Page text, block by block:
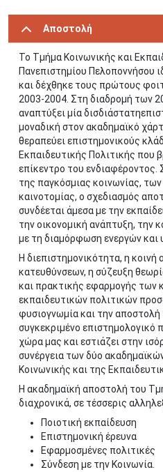
Αποστολή
Το Τμήμα Κοινωνικής και
Πανεπιστημίου Πελοποννήσου
και δέχθηκε τους πρώτους
2003-2004. Στη διαδρομή των
αναπτύξει μία
μοναδική στον ακαδημαϊκό
θεραπεύει επιστημονικούς
Εκπαιδευτικής Πολιτικής που
επίκεντρο του ενδιαφέροντος.
της παγκόσμιας κοινωνίας,
καινοτομίας, ο σχεδιασμός
συνδέεται άμεσα με την
την οικονομική ανάπτυξη, την
με τη διαμόρφωση ενεργών και
Η διεπιστημονικότητα, η
κατευθύνσεων, η σύζευξη
και πρακτικής εφαρμογής των
εκπαιδευτικών πολιτικών
φυσιογνωμία και την
συγκεκριμένο επιστημολογικό
χώρα μας και εστιάζει στην
συνέργεια των δύο
Κοινωνικής και της
Η ακαδημαϊκή αποστολή του
διαχρονικά, σε τέσσερις
Ποιοτική εκπαίδευση
Επιστημονική έρευνα
Εφαρμοσμένες πολιτικές
Σύνδεση με την Κοινωνία.